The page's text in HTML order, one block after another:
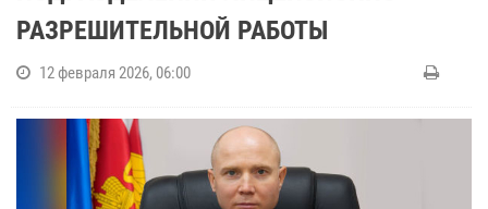
РАЗРЕШИТЕЛЬНОЙ РАБОТЫ
12 февраля 2026, 06:00